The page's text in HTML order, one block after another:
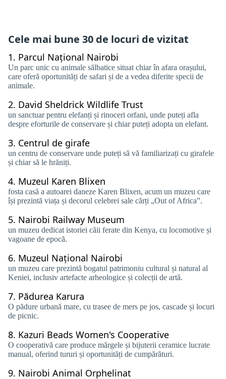
Cele mai bune 30 de locuri de vizitat
1. Parcul Național Nairobi
Un parc unic cu animale sălbatice situat chiar în afara orașului,
care oferă oportunități de safari și de a vedea diferite specii de
animale.
2. David Sheldrick Wildlife Trust
un sanctuar pentru elefanți și rinoceri orfani, unde puteți afla
despre eforturile de conservare și chiar puteți adopta un elefant.
3. Centrul de girafe
un centru de conservare unde puteți să vă familiarizați cu girafele
și chiar să le hrăniți.
4. Muzeul Karen Blixen
fosta casă a autoarei daneze Karen Blixen, acum un muzeu care
își prezintă viața și decorul celebrei sale cărți „Out of Africa”.
5. Nairobi Railway Museum
un muzeu dedicat istoriei căii ferate din Kenya, cu locomotive și
vagoane de epocă.
6. Muzeul Național Nairobi
un muzeu care prezintă bogatul patrimoniu cultural și natural al
Keniei, inclusiv artefacte arheologice și colecții de artă.
7. Pădurea Karura
O pădure urbană mare, cu trasee de mers pe jos, cascade și locuri
de picnic.
8. Kazuri Beads Women's Cooperative
O cooperativă care produce mărgele și bijuterii ceramice lucrate
manual, oferind tururi și oportunități de cumpărături.
9. Nairobi Animal Orphelinat